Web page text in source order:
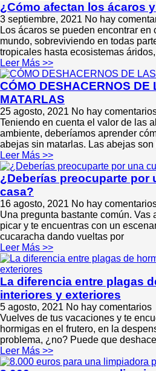
¿Cómo afectan los ácaros
3 septiembre, 2021 No hay
Los ácaros se pueden encontrar en
mundo, sobreviviendo en todas
tropicales hasta ecosistemas
Leer Más >>
CÓMO DESHACERNOS DE
MATARLAS
25 agosto, 2021 No hay
Teniendo en cuenta el valor de las
ambiente, deberíamos aprender
abejas sin matarlas. Las abejas son
Leer Más >>
¿Deberías preocuparte por
casa?
16 agosto, 2021 No hay
Una pregunta bastante común. Vas
picar y te encuentras con un
cucaracha dando vueltas por
Leer Más >>
La diferencia entre plagas
interiores y exteriores
5 agosto, 2021 No hay comentarios
Vuelves de tus vacaciones y te
hormigas en el frutero, en la
problema, ¿no? Puede que
Leer Más >>